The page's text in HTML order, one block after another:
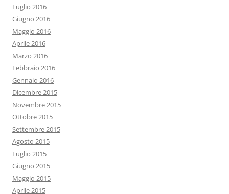
Luglio 2016
Giugno 2016
Maggio 2016
Aprile 2016
Marzo 2016
Febbraio 2016
Gennaio 2016
Dicembre 2015
Novembre 2015
Ottobre 2015
Settembre 2015
Agosto 2015
Luglio 2015
Giugno 2015
Maggio 2015
Aprile 2015